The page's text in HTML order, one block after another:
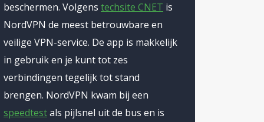
geen
is
beschermen. Volgens techsite CNET is
NordVPN de meest betrouwbare en
veilige VPN-service. De app is makkelijk
in gebruik en je kunt tot zes
verbindingen tegelijk tot stand
brengen. NordVPN kwam bij een
speedtestals pijlsnel uit de bus en is